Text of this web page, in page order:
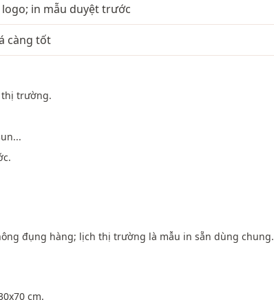
in mẫu duyệt trước
càng tốt
thị trường.
đụng hàng; lịch thị trường là mẫu in sẵn dùng chung.
cm.